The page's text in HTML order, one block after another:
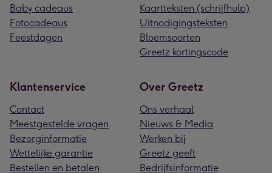
Baby cadeaus
Fotocadeaus
Feestdagen
Kaartteksten (schrijfhulp)
Uitnodigingsteksten
Bloemsoorten
Greetz kortingscode
Klantenservice
Contact
Meestgestelde vragen
Bezorginformatie
Wettelijke garantie
Bestellen en betalen
Over Greetz
Ons verhaal
Nieuws & Media
Werken bij
Greetz geeft
Bedrijfsinformatie